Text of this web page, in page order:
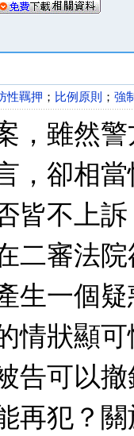
性羈押 ； 比例原則 ； 強
，雖然
，卻相
皆不上
二審法
生一個
情狀顯
告可以
再犯？